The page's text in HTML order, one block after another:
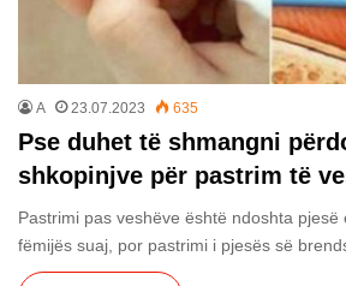
A 23.07.2023 635
Pse duhet të shmangni
shkopinjve për pastrim të
Pastrimi pas veshëve është ndoshta pjesë
fëmijës suaj, por pastrimi i pjesës së